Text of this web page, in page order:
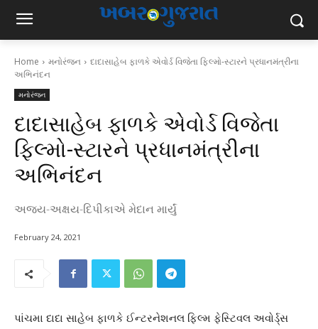
Home મનોરંજન
દાદાસાહેબ ફાળકે એવોર્ડ વિજેતા ફિલ્મો-સ્ટારને પ્રધાનમંત્રીના
અભિનંદન
મનોરંજન
દાદાસાહેબ ફાળકે એવોર્ડ વિજેતા
ફિલ્મો-સ્ટારને પ્રધાનમંત્રીના
અભિનંદન
અજય-અક્ષય-દિપીકાએ મેદાન માર્યું
February 24, 2021
પાંચમા દાદા સાહેબ ફાળકે ઈન્ટરનેશનલ ફિલ્મ ફેસ્ટિવલ અવોર્ડ્સ